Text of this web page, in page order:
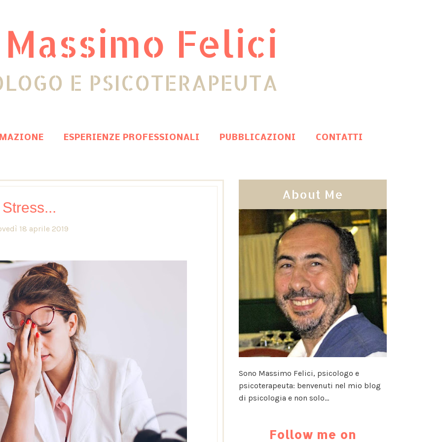
Felici
E PSICOTERAPEUTA
ESPERIENZE PROFESSIONALI PUBBLICAZIONI CONTATTI
Stress...
18 aprile 2019
About Me
Sono Massimo Felici, psicologo e
psicoterapeuta: benvenuti nel mio blog
di psicologia e non solo...
Follow me on